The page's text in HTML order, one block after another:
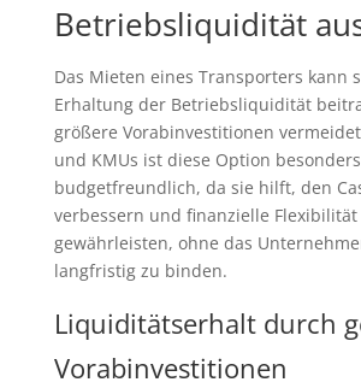
Betriebsliquidität
Das Mieten eines Transporters kann
Erhaltung der Betriebsliquidität
größere Vorabinvestitionen
und KMUs ist diese Option besonders
budgetfreundlich, da sie hilft, den
verbessern und finanzielle Flexibilität
gewährleisten, ohne das
langfristig zu binden.
Liquiditätserhalt durch
Vorabinvestitionen